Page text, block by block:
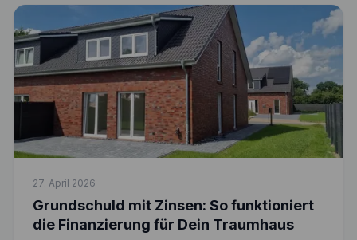
27. April 2026
Grundschuld mit Zinsen: So funktioniert
die Finanzierung für Dein Traumhaus